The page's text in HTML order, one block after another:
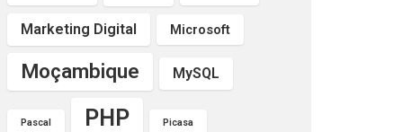
Marketing Digital Microsoft
Moçambique MySQL
Pascal PHP Picasa